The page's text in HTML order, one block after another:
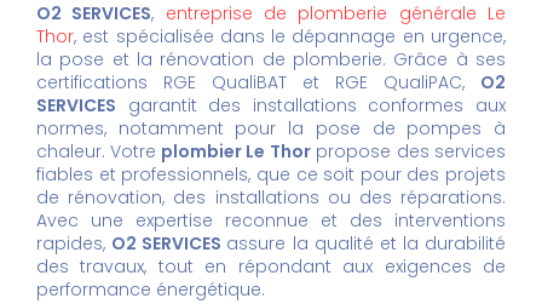
O2 SERVICES, entreprise de plomberie générale Le
Thor, est spécialisée dans le dépannage en urgence,
la pose et la rénovation de plomberie. Grâce à ses
certifications RGE QualiBAT et RGE QualiPAC, O2
SERVICES garantit des installations conformes aux
normes, notamment pour la pose de pompes à
chaleur. Votre plombier Le Thorpropose des services
fiables et professionnels, que ce soit pour des projets
de rénovation, des installations ou des réparations.
Avec une expertise reconnue et des interventions
rapides, O2 SERVICES assure la qualité et la durabilité
des travaux, tout en répondant aux exigences de
performance énergétique.